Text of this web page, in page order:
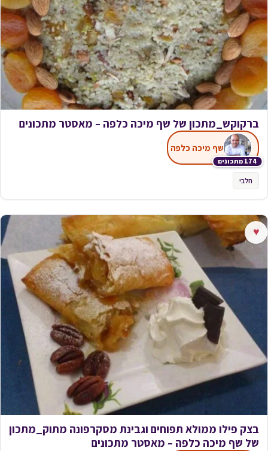
ברקוקש_מתכון של שף מיכה כלפה – מאסטר מתכונים
174 מתכונים
שף מיכה כלפה
חלבי
♥
בצק פילו ממולא תפוחים וגבינת מסקרפונה מתוק_מתכון
של שף מיכה כלפה – מאסטר מתכונים